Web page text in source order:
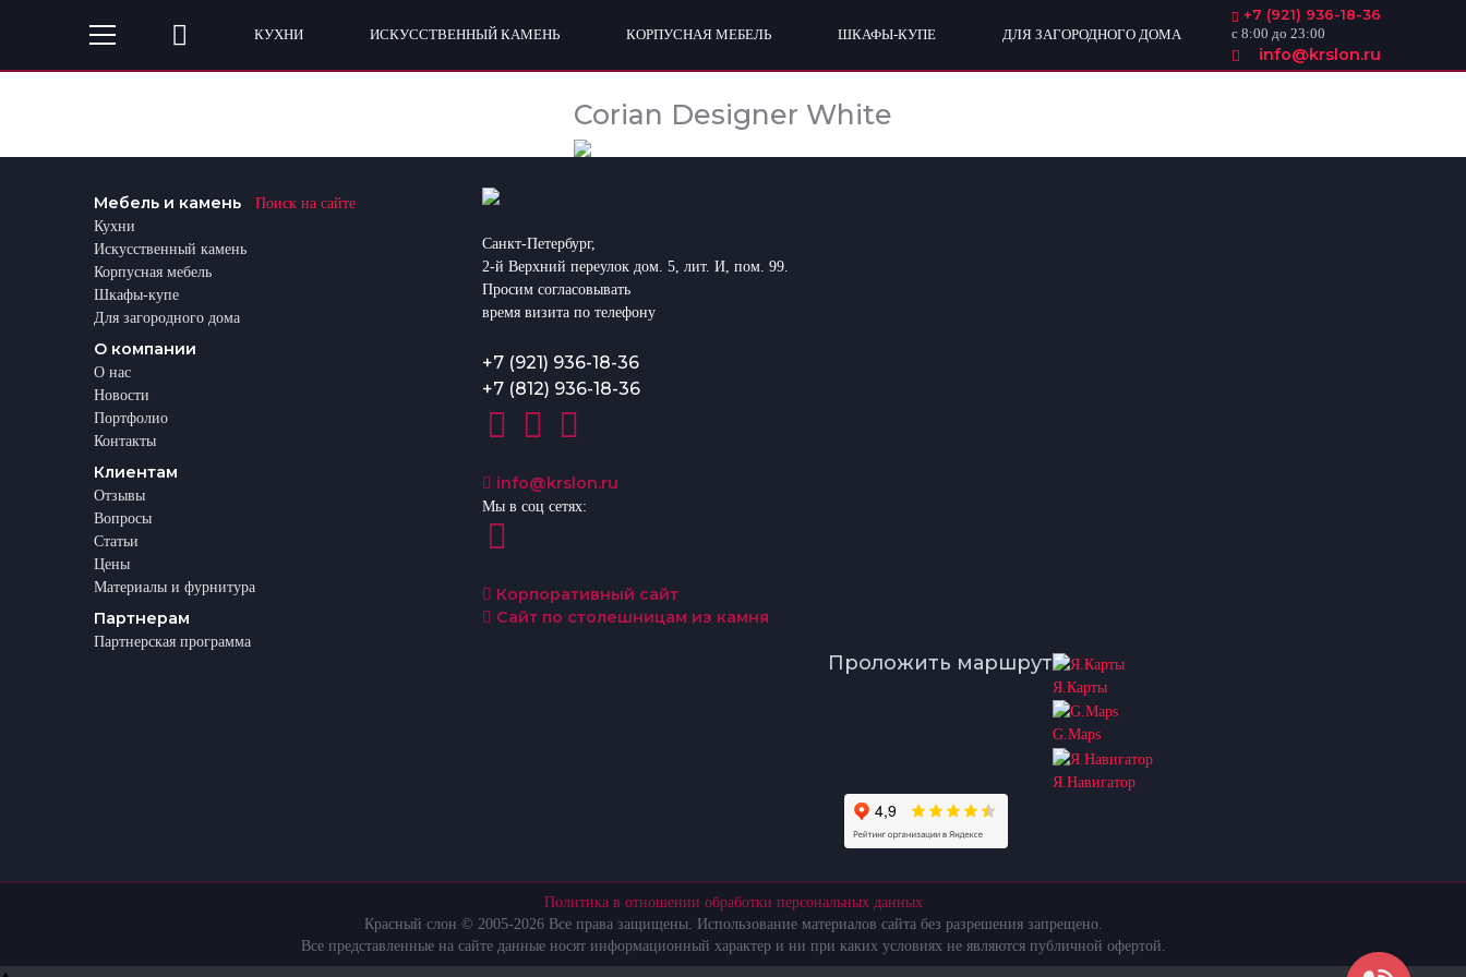
КУХНИ ИСКУССТВЕННЫЙ КАМЕНЬ КОРПУСНАЯ МЕБЕЛЬ ШКАФЫ-КУПЕ ДЛЯ ЗАГОРОДНОГО ДОМА
+7 (921) 936-18-36
с 8:00 до 23:00
info@krslon.ru
Corian Designer White
Мебель и камень
Кухни
Искусственный камень
Корпусная мебель
Шкафы-купе
Для загородного дома
О компании
О нас
Новости
Портфолио
Контакты
Клиентам
Отзывы
Вопросы
Статьи
Цены
Материалы и фурнитура
Партнерам
Партнерская программа
Поиск на сайте
Санкт-Петербург,
2-й Верхний переулок дом. 5, лит. И, пом. 99.
Просим согласовывать
время визита по телефону
+7 (921) 936-18-36
+7 (812) 936-18-36
info@krslon.ru
Мы в соц сетях:
Корпоративный сайт
Сайт по столешницам из камня
Проложить маршрут
Я.Карты
G.Maps
Я.Навигатор
Политика в отношении обработки персональных данных
Красный слон © 2005-2026 Все права защищены. Использование материалов сайта без разрешения запрещено.
Все представленные на сайте данные носят информационный характер и ни при каких условиях не являются публичной офертой.